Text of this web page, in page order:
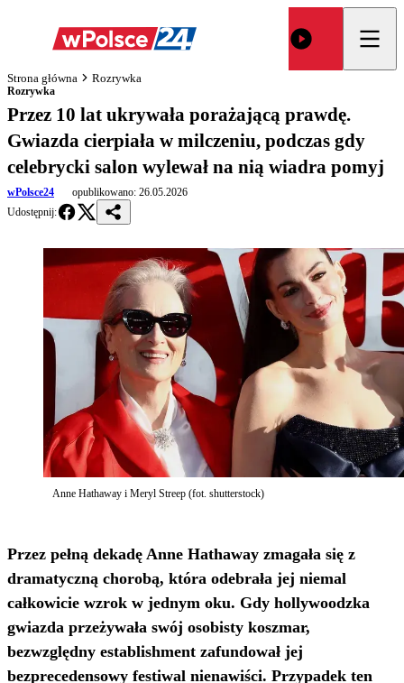
Strona główna Rozrywka
Rozrywka
Przez 10 lat ukrywała porażającą prawdę.
Gwiazda cierpiała w milczeniu, podczas gdy
celebrycki salon wylewał na nią wiadra pomyj
wPolsce24 opublikowano: 26.05.2026
Udostępnij:
Anne Hathaway i Meryl Streep (fot. shutterstock)
Przez pełną dekadę Anne Hathaway zmagała się z
dramatyczną chorobą, która odebrała jej niemal
całkowicie wzrok w jednym oku. Gdy hollywoodzka
gwiazda przeżywała swój osobisty koszmar,
bezwzględny establishment zafundował jej
bezprecedensowy festiwal nienawiści. Przypadek ten